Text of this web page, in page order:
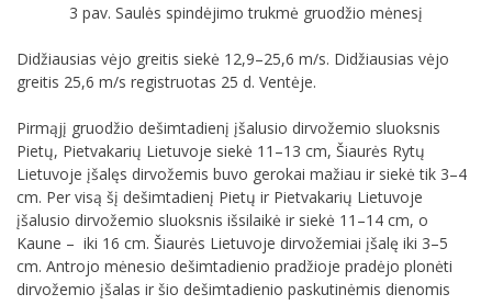
3 pav. Saulės spindėjimo trukmė gruodžio mėnesį
Didžiausias vėjo greitis siekė 12,9–25,6 m/s. Didžiausias vėjo
greitis 25,6 m/s registruotas 25 d. Ventėje.
Pirmąjį gruodžio dešimtadienį įšalusio dirvožemio sluoksnis
Pietų, Pietvakarių Lietuvoje siekė 11–13 cm, Šiaurės Rytų
Lietuvoje įšalęs dirvožemis buvo gerokai mažiau ir siekė tik 3–4
cm. Per visą šį dešimtadienį Pietų ir Pietvakarių Lietuvoje
įšalusio dirvožemio sluoksnis išsilaikė ir siekė 11–14 cm, o
Kaune – iki 16 cm. Šiaurės Lietuvoje dirvožemiai įšalę iki 3–5
cm. Antrojo mėnesio dešimtadienio pradžioje pradėjo plonėti
dirvožemio įšalas ir šio dešimtadienio paskutinėmis dienomis